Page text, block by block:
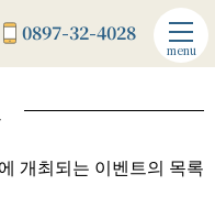
0897-32-4028
menu
개최되는 이벤트의 목록